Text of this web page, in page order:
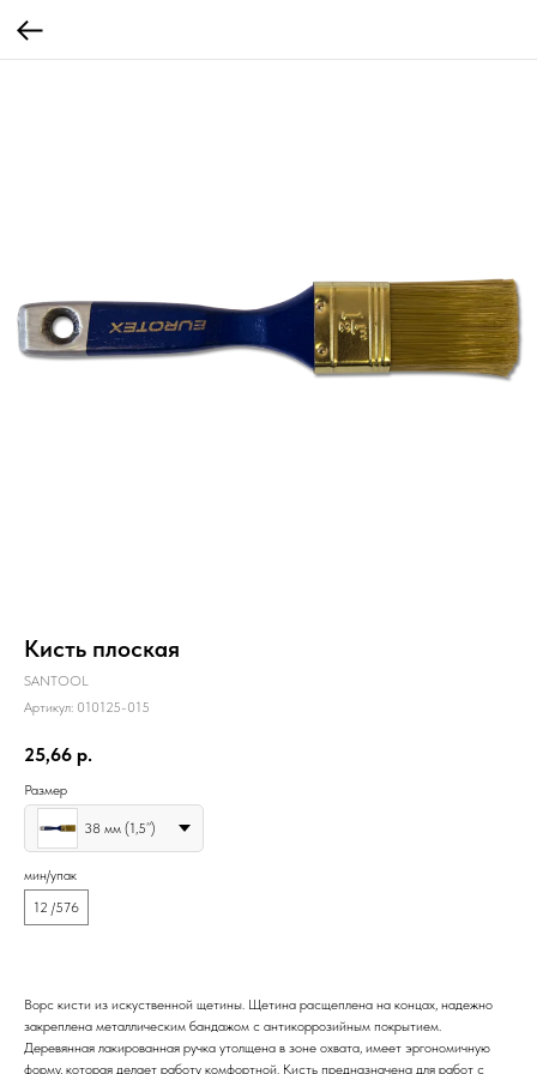
Кисть плоская
SANTOOL
Артикул: 010125-015
25,66 р.
Размер
38 мм (1,5’’)
мин/упак
12 /576
Ворс кисти из искуственной щетины. Щетина расщеплена на концах, надежно
закреплена металлическим бандажом с антикоррозийным покрытием.
Деревянная лакированная ручка утолщена в зоне охвата, имеет эргономичную
форму, которая делает работу комфортной. Кисть предназначена для работ с